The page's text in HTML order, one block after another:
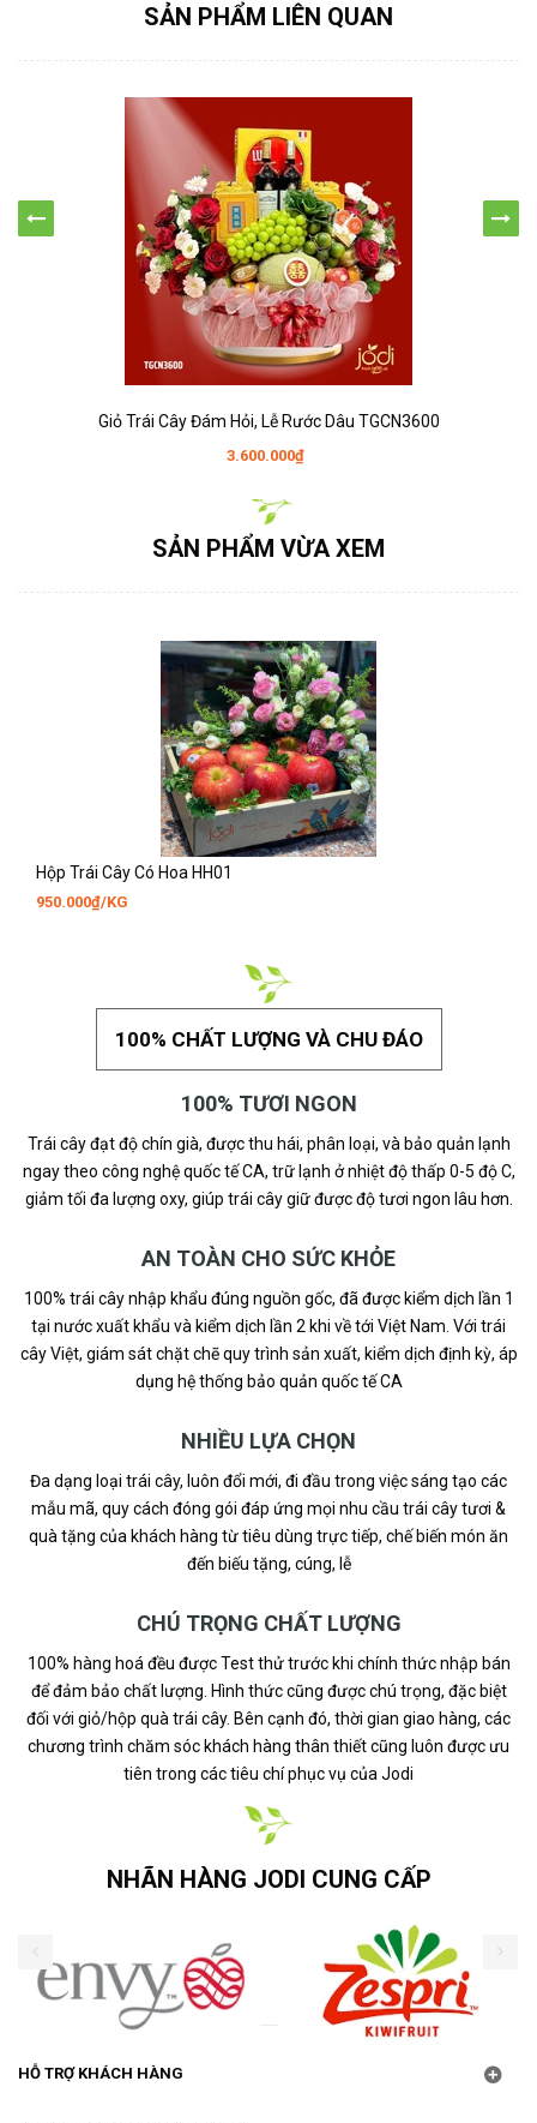
SẢN PHẨM LIÊN QUAN
Giỏ Trái Cây Đám Hỏi, Lễ Rước Dâu TGCN3600
3.600.000₫
SẢN PHẨM VỪA XEM
Hộp Trái Cây Có Hoa HH01
950.000₫/KG
100% CHẤT LƯỢNG VÀ CHU ĐÁO
100% TƯƠI NGON
Trái cây đạt độ chín già, được thu hái, phân loại, và bảo quản lạnh
ngay theo công nghệ quốc tế CA, trữ lạnh ở nhiệt độ thấp 0-5 độ C,
giảm tối đa lượng oxy, giúp trái cây giữ được độ tươi ngon lâu hơn.
AN TOÀN CHO SỨC KHỎE
100% trái cây nhập khẩu đúng nguồn gốc, đã được kiểm dịch lần 1
tại nước xuất khẩu và kiểm dịch lần 2 khi về tới Việt Nam. Với trái
cây Việt, giám sát chặt chẽ quy trình sản xuất, kiểm dịch định kỳ, áp
dụng hệ thống bảo quản quốc tế CA
NHIỀU LỰA CHỌN
Đa dạng loại trái cây, luôn đổi mới, đi đầu trong việc sáng tạo các
mẫu mã, quy cách đóng gói đáp ứng mọi nhu cầu trái cây tươi &
quà tặng của khách hàng từ tiêu dùng trực tiếp, chế biến món ăn
đến biếu tặng, cúng, lễ
CHÚ TRỌNG CHẤT LƯỢNG
100% hàng hoá đều được Test thử trước khi chính thức nhập bán
để đảm bảo chất lượng. Hình thức cũng được chú trọng, đặc biệt
đối với giỏ/hộp quà trái cây. Bên cạnh đó, thời gian giao hàng, các
chương trình chăm sóc khách hàng thân thiết cũng luôn được ưu
tiên trong các tiêu chí phục vụ của Jodi
NHÃN HÀNG JODI CUNG CẤP
HỖ TRỢ KHÁCH HÀNG